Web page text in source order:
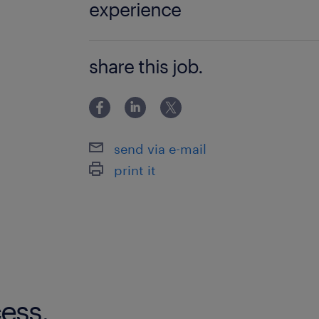
experience
ーにもオススメです。
share this job.
send via e-mail
print it